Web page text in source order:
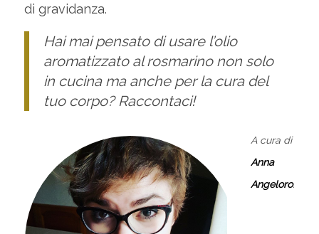
di gravidanza.
Hai mai pensato di usare l’olio
aromatizzato al rosmarino non solo
in cucina ma anche per la cura del
tuo corpo? Raccontaci!
A cura di
Anna
Angeloro.